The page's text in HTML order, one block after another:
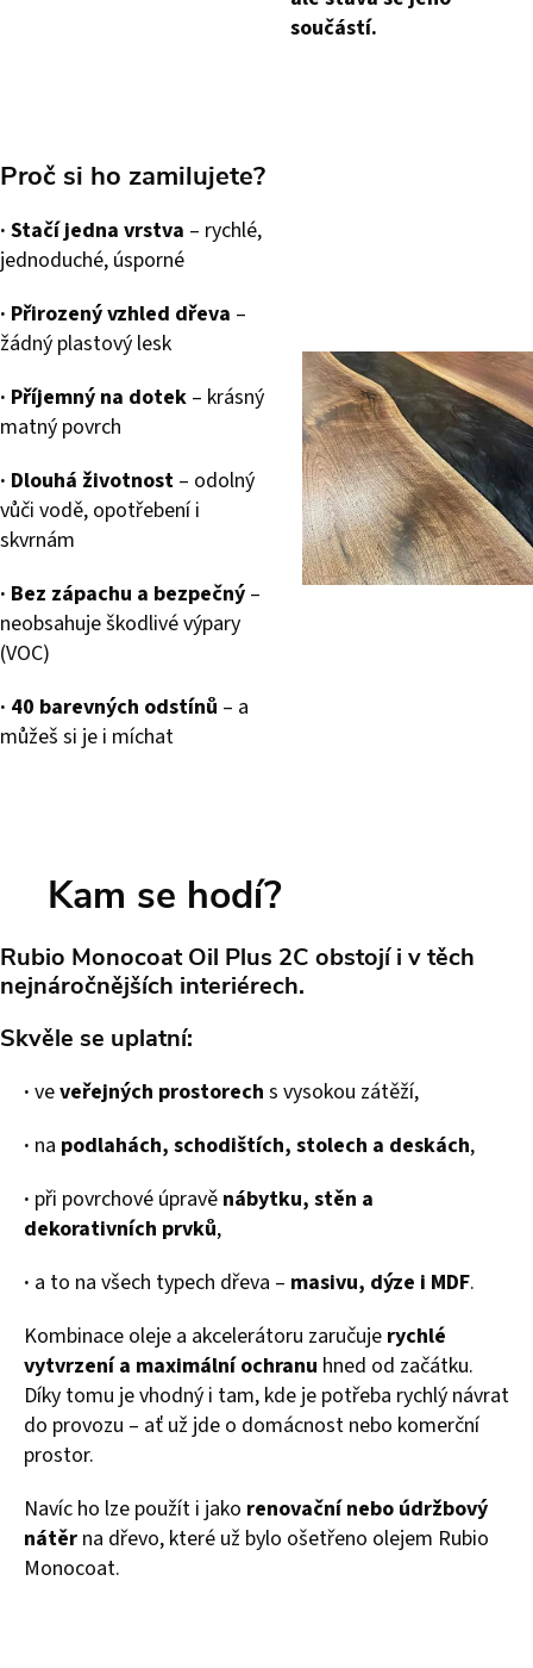
součástí.
Proč si ho zamilujete?
· Stačí jedna vrstva – rychlé,
jednoduché, úsporné
· Přirozený vzhled dřeva –
žádný plastový lesk
· Příjemný na dotek – krásný
matný povrch
· Dlouhá životnost – odolný
vůči vodě, opotřebení i
skvrnám
· Bez zápachu a bezpečný –
neobsahuje škodlivé výpary
(VOC)
· 40 barevných odstínů – a
můžeš si je i míchat
Kam se hodí?
Rubio Monocoat Oil Plus 2C obstojí i v těch
nejnáročnějších interiérech.
Skvěle se uplatní:
· veveřejných prostorech s vysokou zátěží,
· na podlahách, schodištích, stolech a deskách,
· při povrchové úpravě nábytku, stěn a
dekorativních prvků,
· a to na všech typech dřeva – masivu, dýze i MDF.
Kombinace oleje a akcelerátoru zaručuje rychlé
vytvrzení a maximální ochranu hned od začátku.
Díky tomu je vhodný i tam, kde je potřeba rychlý návrat
do provozu – ať už jde o domácnost nebo komerční
prostor.
Navíc ho lze použít i jako renovační nebo údržbový
nátěr na dřevo, které už bylo ošetřeno olejem Rubio
Monocoat.